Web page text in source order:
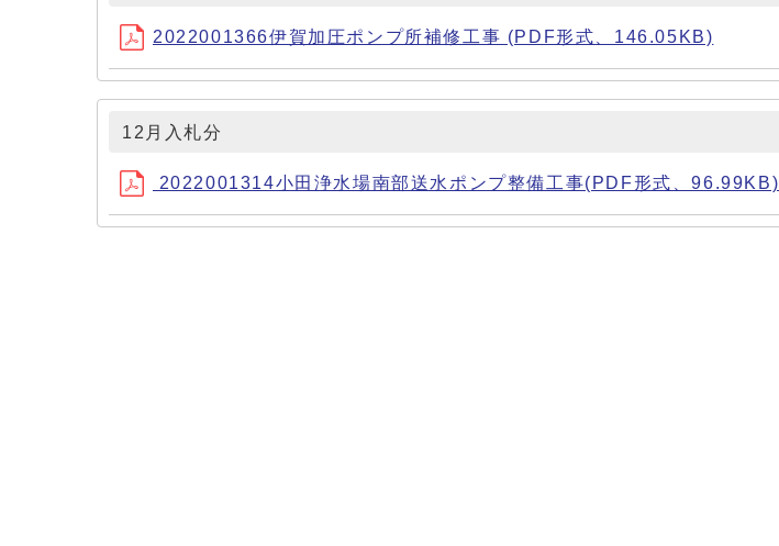
2022001366伊賀加圧ポンプ所補修工事 (PDF形式、146.05KB)
12月入札分
2022001314小田浄水場南部送水ポンプ整備工事(PDF形式、96.99KB)